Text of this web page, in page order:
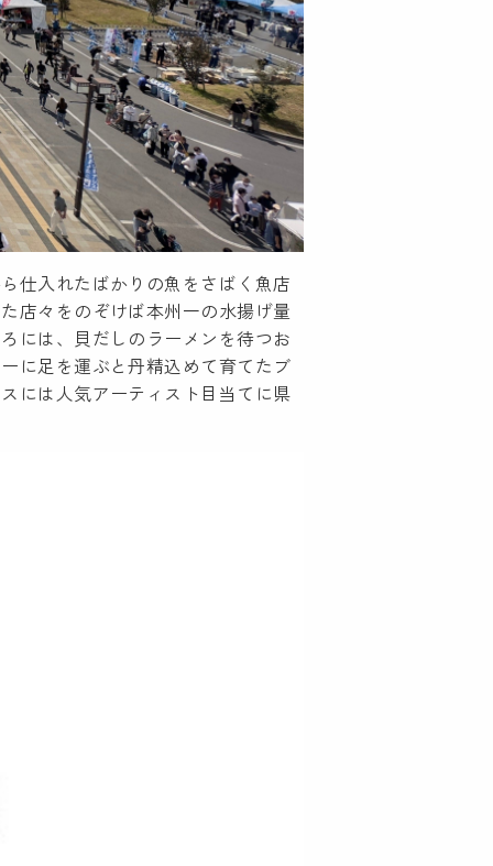
仕入れたばかりの魚をさばく魚店
店々をのぞけば本州一の水揚げ量
には、貝だしのラーメンを待つお
に足を運ぶと丹精込めて育てたブ
には人気アーティスト目当てに県